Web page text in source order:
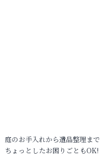
庭のお手入れから遺品整理まで
ちょっとしたお困りごともOK!